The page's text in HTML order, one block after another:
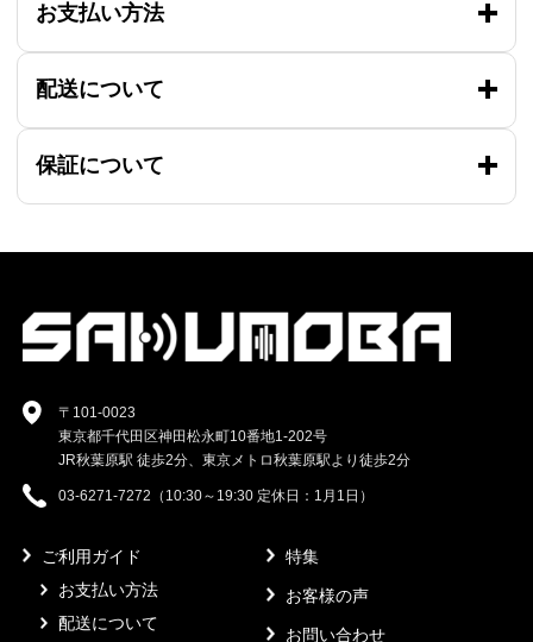
お支払い方法
配送について
保証について
〒101-0023
東京都千代田区神田松永町10番地1-202号
JR秋葉原駅 徒歩2分、東京メトロ秋葉原駅より徒歩2分
03-6271-7272（10:30～19:30 定休日：1月1日）
ご利用ガイド
お支払い方法
配送について
特集
お客様の声
お問い合わせ